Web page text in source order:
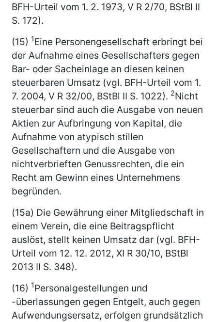
BFH-Urteil vom 1. 2. 1973, V R 2/70, BStBl II
S. 172).
(15) 1Eine Personengesellschaft erbringt bei
der Aufnahme eines Gesellschafters gegen
Bar- oder Sacheinlage an diesen keinen
steuerbaren Umsatz (vgl. BFH-Urteil vom 1.
7. 2004, V R 32/00, BStBl II S. 1022). 2Nicht
steuerbar sind auch die Ausgabe von neuen
Aktien zur Aufbringung von Kapital, die
Aufnahme von atypisch stillen
Gesellschaftern und die Ausgabe von
nichtverbrieften Genussrechten, die ein
Recht am Gewinn eines Unternehmens
begründen.
(15a) Die Gewährung einer Mitgliedschaft in
einem Verein, die eine Beitragspflicht
auslöst, stellt keinen Umsatz dar (vgl. BFH-
Urteil vom 12. 12. 2012, XI R 30/10, BStBl
2013 II S. 348).
(16) 1Personalgestellungen und
-überlassungen gegen Entgelt, auch gegen
Aufwendungsersatz, erfolgen grundsätzlich